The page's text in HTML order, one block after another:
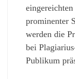
prominenter
werden die
bei
Publikum